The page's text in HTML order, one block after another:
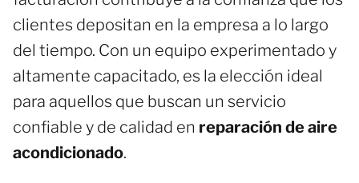
clientes depositan en la empresa a lo largo
del tiempo. Con un equipo experimentado y
altamente capacitado, es la elección ideal
para aquellos que buscan un servicio
confiable y de calidad en reparación de aire
acondicionado.